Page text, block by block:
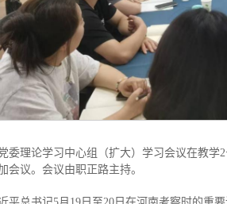
委理论学习中心组（扩大）学习会议在教
会议。会议由职正路主持。